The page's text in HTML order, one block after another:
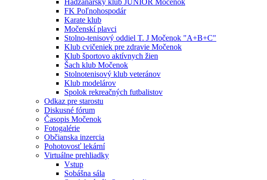
Hádzanársky klub JUNIOR Močenok
FK Poľnohospodár
Karate klub
Močenskí plavci
Stolno-tenisový oddiel T. J Močenok "A+B+C"
Klub cvičeniek pre zdravie Močenok
Klub športovo aktívnych žien
Šach klub Močenok
Stolnotenisový klub veteránov
Klub modelárov
Spolok rekreačných futbalistov
Odkaz pre starostu
Diskusné fórum
Časopis Močenok
Fotogalérie
Občianska inzercia
Pohotovosť lekární
Virtuálne prehliadky
Vstup
Sobášna sála